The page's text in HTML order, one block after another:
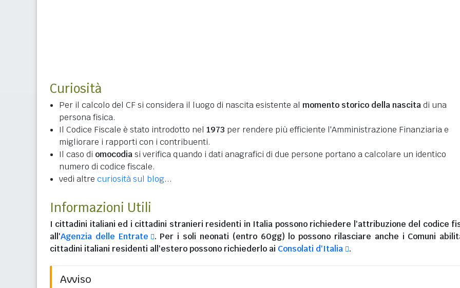
Curiosità
Per il calcolo del CF si considera il luogo di nascita esistente al momento storico della nascitadi una
persona fisica.
Il Codice Fiscale è stato introdotto nel 1973 per rendere più efficiente l'Amministrazione Finanziaria e
migliorare i rapporti con i contribuenti.
Il caso di omocodiasi verifica quando i dati anagrafici di due persone portano a calcolare un identico
numero di codice fiscale.
vedi altre curiosità sul blog...
Informazioni Utili
I cittadini italiani ed i cittadini stranieri residenti in Italia possono richiedere l'attribuzione del codice
all'Agenzia delle Entrate
. Per i soli neonati (entro 60gg) lo possono rilasciare anche i Comuni
cittadini italiani residenti all'esteropossono richiederlo ai Consolati d'Italia .
Avviso